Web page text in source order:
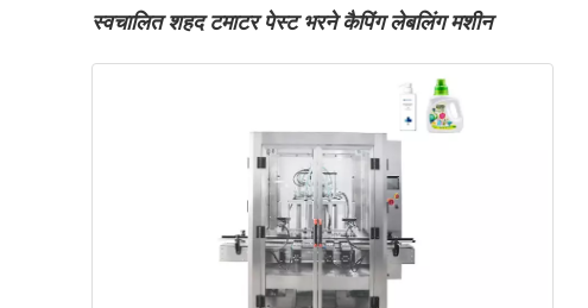
स्वचालित शहद टमाटर पेस्ट भरने कैपिंग लेबलिंग मशीन